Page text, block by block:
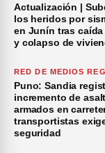
Actualización |
los heridos por
en Junín tras
y colapso de
RED DE MEDIOS
Puno: Sandia
incremento de
armados en
transportistas
seguridad